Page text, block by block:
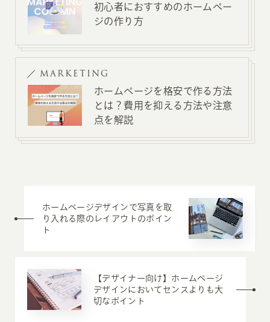
初心者におすすめのホームペー
ジの作り方
MARKETING
ホームページを格安で作る方法
とは？費用を抑える方法や注意
点を解説
ホームページデザインで写真を取
り入れる際のレイアウトのポイン
ト
【デザイナー向け】ホームページ
デザインにおいてセンスよりも大
切なポイント